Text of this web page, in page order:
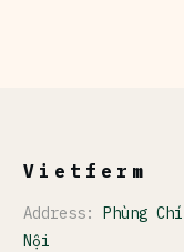
Vietferm
Address: Phùng
Nội